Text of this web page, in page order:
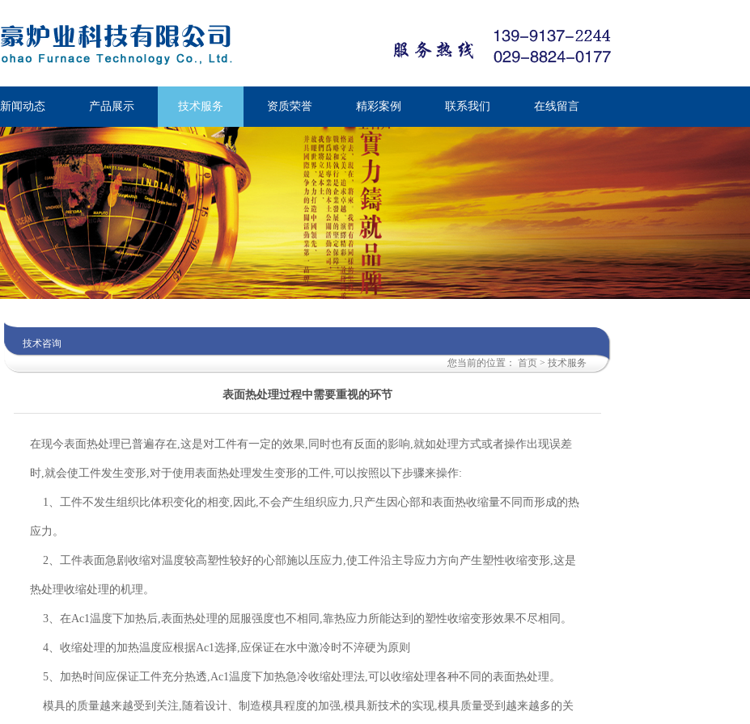
新闻动态 产品展示 技术服务 资质荣誉 精彩案例 联系我们 在线留言
技术咨询
您当前的位置： 首页 > 技术服务
表面热处理过程中需要重视的环节
在现今表面热处理已普遍存在,这是对工件有一定的效果,同时也有反面的影响,就如处理方式或者操作出现误差
时,就会使工件发生变形,对于使用表面热处理发生变形的工件,可以按照以下步骤来操作:
1、工件不发生组织比体积变化的相变,因此,不会产生组织应力,只产生因心部和表面热收缩量不同而形成的热
应力。
2、工件表面急剧收缩对温度较高塑性较好的心部施以压应力,使工件沿主导应力方向产生塑性收缩变形,这是
热处理收缩处理的机理。
3、在Ac1温度下加热后,表面热处理的屈服强度也不相同,靠热应力所能达到的塑性收缩变形效果不尽相同。
4、收缩处理的加热温度应根据Ac1选择,应保证在水中激冷时不淬硬为原则
5、加热时间应保证工件充分热透,Ac1温度下加热急冷收缩处理法,可以收缩处理各种不同的表面热处理。
模具的质量越来越受到关注,随着设计、制造模具程度的加强,模具新技术的实现,模具质量受到越来越多的关